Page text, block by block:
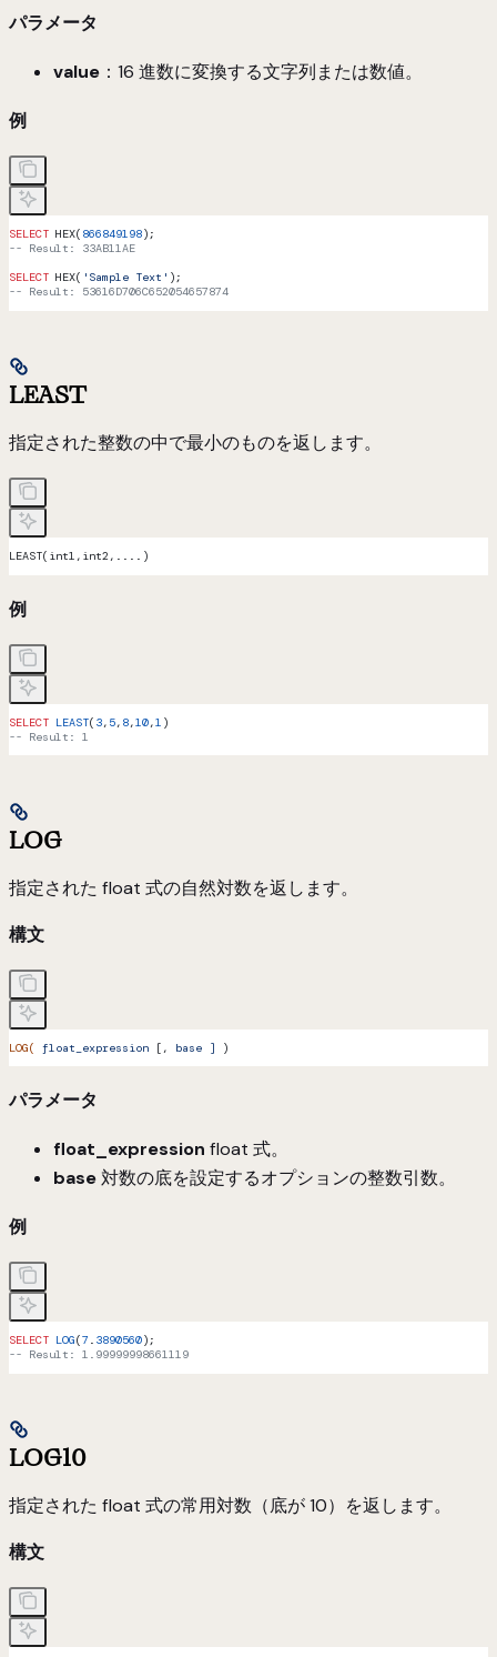
パラメータ
value ：16 進数に変換する文字列または数値。
例
SELECT HEX( 866849198);
-- Result: 33AB11AE
SELECT HEX( 'Sample Text' );
-- Result: 53616D706C652054657874
LEAST
指定された整数の中で最小のものを返します。
LEAST(int1,int2,....)
例
SELECT LEAST( 3, 5, 8,10,1 )
-- Result: 1
LOG
指定された float 式の自然対数を返します。
構文
LOG( float_expression [, base ] )
パラメータ
float_expression float 式。
base 対数の底を設定するオプションの整数引数。
例
SELECT LOG(7 . 3890560);
-- Result: 1.99999998661119
LOG10
指定された float 式の常用対数（底が 10）を返します。
構文